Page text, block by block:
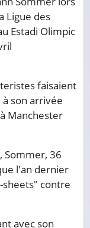
Ligue des
Estadi Olimpic
faisaient
son arrivée
Manchester
Sommer, 36
l'an dernier
sheets" contre
avec son